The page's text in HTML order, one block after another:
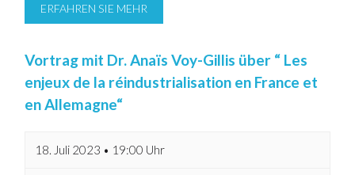
ERFAHREN SIE MEHR
Vortrag mit Dr. Anaïs Voy-Gillis über “ Les
enjeux de la réindustrialisation en France et
en Allemagne“
18. Juli 2023 • 19:00 Uhr